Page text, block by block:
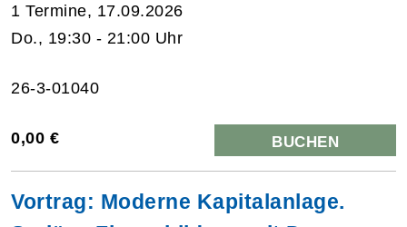
1 Termine, 17.09.2026
Do., 19:30 - 21:00 Uhr
26-3-01040
0,00 € BUCHEN
Vortrag: Moderne Kapitalanlage.